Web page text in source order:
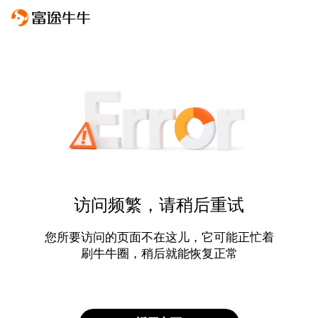
访问频繁，请稍后重试
您所要访问的页面不在这儿，它可能正忙着
刷牛牛圈，稍后就能恢复正常